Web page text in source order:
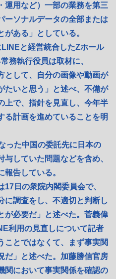
運用など）一部の業務を第三
ーソナルデータの全部または
ある」としている。
と経営統合したZホール
務執行役員は取材に、
として、自分の画像や動画が
たいと思う」と述べ、不備が
上で、指針を見直し、今年半
る計画を進めていることを明
った中国の委託先に日本の
していた問題などを含め、
告している。
日の衆院内閣委員会で、
に調査をし、不適切と判断し
が必要だ」と述べた。菅義偉
利用の見直しについて記者
ことではなくて、まず事実関
だ」と述べた。加藤勝信官房
関において事実関係を確認の